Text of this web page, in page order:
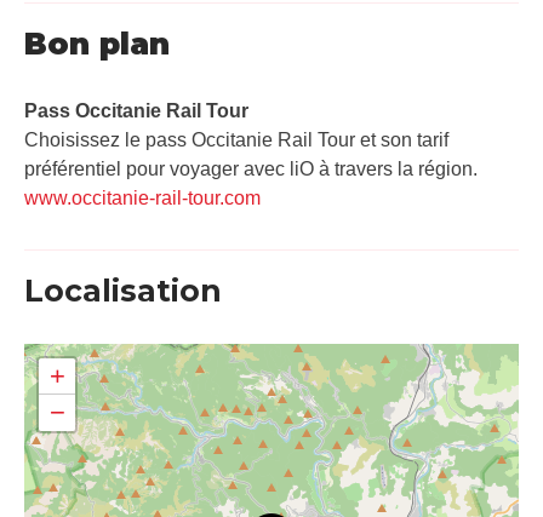
Bon plan
Pass Occitanie Rail Tour​
Choisissez le pass Occitanie Rail Tour et son tarif
préférentiel pour voyager avec liO à travers la région.
www.occitanie-rail-tour.com
Localisation
+
−